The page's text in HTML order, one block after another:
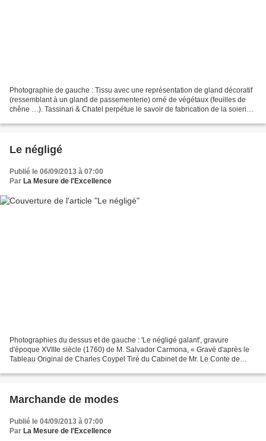
Photographie de gauche : Tissu avec une représentation de gland décoratif
(ressemblant à un gland de passementerie) orné de végétaux (feuilles de
chêne …). Tassinari & Chatel perpétue le savoir de fabrication de la soierie
Le négligé
Publié le 06/09/2013 à 07:00
Par La Mesure de l'Excellence
Photographies du dessus et de gauche : 'Le négligé galant', gravure
d'époque XVIIIe siècle (1760) de M. Salvador Carmona, « Gravé d'après le
Tableau Original de Charles Coypel Tiré du Cabinet de Mr. Le Conte de
Marchande de modes
Publié le 04/09/2013 à 07:00
Par La Mesure de l'Excellence